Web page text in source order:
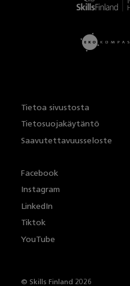
Tietoa sivustosta
Tietosuojakäytäntö
Saavutettavuusseloste
Facebook
Instagram
LinkedIn
Tiktok
YouTube
© Skills Finland 2026